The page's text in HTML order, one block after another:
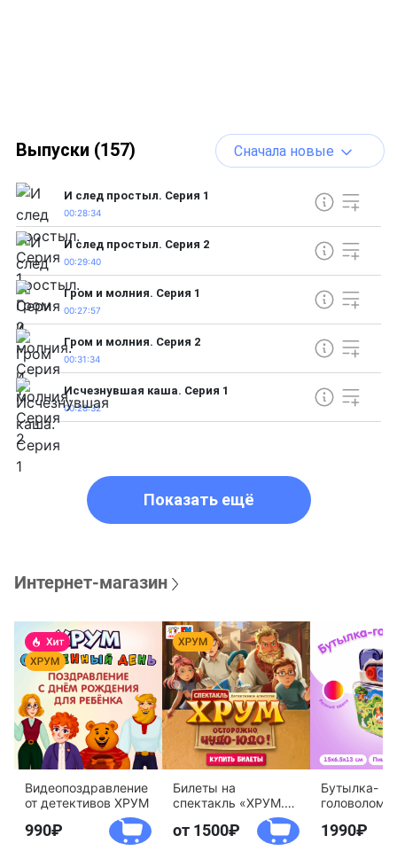
Выпуски (157) Сначала новые
И след простыл. Серия 1
00:28:34
И след простыл. Серия 2
00:29:40
Гром и молния. Серия 1
00:27:57
Гром и молния. Серия 2
00:31:34
Исчезнувшая каша. Серия 1
00:28:32
Показать ещё
Интернет-магазин
Видеопоздравление
от детективов ХРУМ
990
Билеты на
спектакль «ХРУМ.
Осторожно, Чудо-
Юдо!»
от 1500
Бутылка-
агентство
1990